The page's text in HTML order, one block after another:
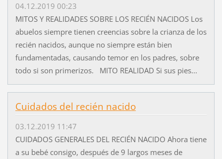
04.12.2019 00:23
MITOS Y REALIDADES SOBRE LOS RECIÉN NACIDOS Los
abuelos siempre tienen creencias sobre la crianza de los
recién nacidos, aunque no siempre están bien
fundamentadas, causando temor en los padres, sobre
todo si son primerizos. MITO REALIDAD Si sus pies...
Cuidados del recién nacido
03.12.2019 11:47
CUIDADOS GENERALES DEL RECIÉN NACIDO Ahora tiene
a su bebé consigo, después de 9 largos meses de